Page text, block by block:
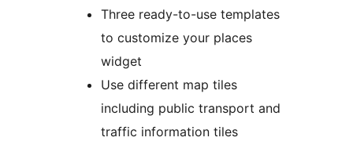
Three ready-to-use templates
to customize your places
widget
Use different map tiles
including public transport and
traffic information tiles